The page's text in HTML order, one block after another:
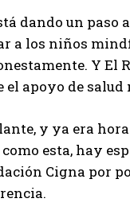
dando un paso
a los niños
Y El
el apoyo de
y ya era
esta, hay
Cigna por